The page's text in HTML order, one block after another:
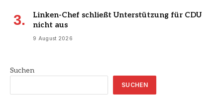
Linken-Chef schließt Unterstützung für CDU
nicht aus
9 August 2026
Suchen
SUCHEN